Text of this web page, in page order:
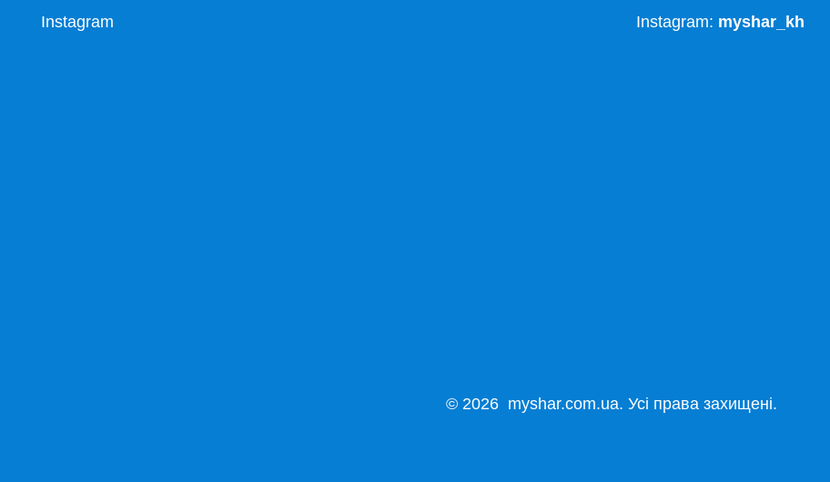
Instagram Instagram: myshar_kh
© 2026 myshar.com.ua. Усі права захищені.